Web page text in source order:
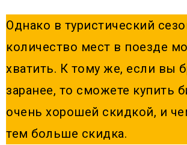
Однако в туристический
количество мест в поезде
хватить. К тому же, если вы
заранее, то сможете купить
очень хорошей скидкой, и
тем больше скидка.